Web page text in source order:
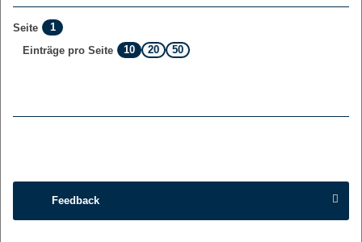
Seite
1
Einträge pro Seite
10 20 50
Feedback